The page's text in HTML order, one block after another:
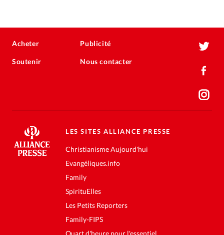
Acheter
Soutenir
Publicité
Nous contacter
LES SITES ALLIANCE PRESSE
Christianisme Aujourd'hui
Evangéliques.info
Family
SpirituElles
Les Petits Reporters
Family-FIPS
Quart d'heure pour l'essentiel